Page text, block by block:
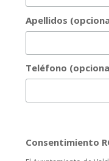
Apellidos
Teléfono
Consentimiento